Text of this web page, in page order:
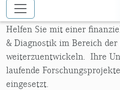
UNTERSTÜTZUNG
Helfen Sie mit einer
& Diagnostik im Bereich
weiterzuentwickeln. Ihre
laufende
eingesetzt.